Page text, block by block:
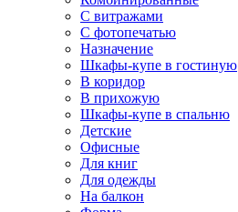
С витражами
С фотопечатью
Назначение
Шкафы-купе в гостиную
В коридор
В прихожую
Шкафы-купе в спальню
Детские
Офисные
Для книг
Для одежды
На балкон